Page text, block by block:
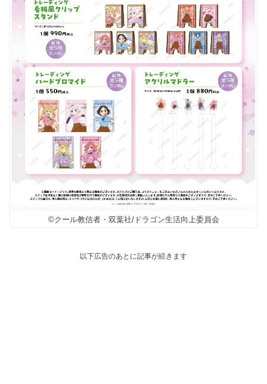
©クール教信者・双葉社/ドラゴン生活向上委員会
以下広告のあとに記事が続きます